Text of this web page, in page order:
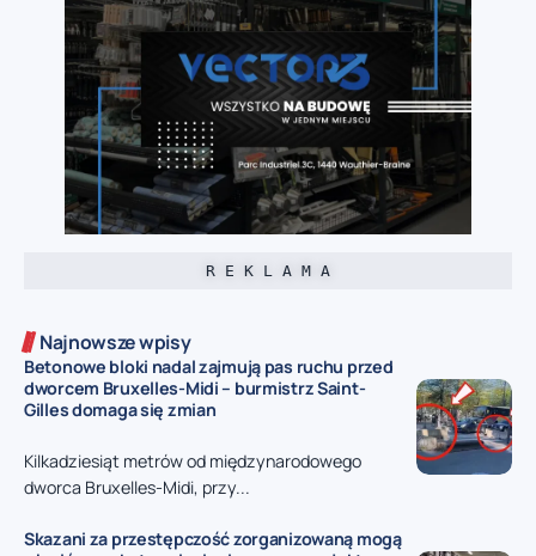
R E K L A M A
Najnowsze wpisy
Betonowe bloki nadal zajmują pas ruchu przed
dworcem Bruxelles-Midi – burmistrz Saint-
Gilles domaga się zmian
Kilkadziesiąt metrów od międzynarodowego
dworca Bruxelles-Midi, przy...
Skazani za przestępczość zorganizowaną mogą